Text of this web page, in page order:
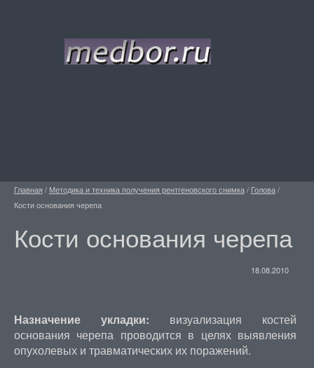
Главная / Методика и техника получения рентгеновского снимка/ Голова/
Кости основания черепа
Кости основания черепа
18.08.2010
Назначение укладки: визуализация костей
основания черепа проводится в целях выявления
опухолевых и травматических их поражений.